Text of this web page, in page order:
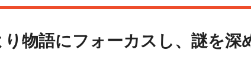
り物語にフォーカスし、謎を